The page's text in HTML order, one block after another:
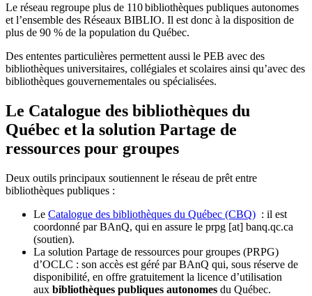
Le réseau regroupe plus de 110bibliothèques publiques autonomes
et l’ensemble des Réseaux BIBLIO. Il est donc à la disposition de
plus de 90 % de la population du Québec.
Des ententes particulières permettent aussi le PEB avec des
bibliothèques universitaires, collégiales et scolaires ainsi qu’avec des
bibliothèques gouvernementales ou spécialisées.
Le Catalogue des bibliothèques du
Québec et la solution Partage de
ressources pour groupes
Deux outils principaux soutiennent le réseau de prêt entre
bibliothèques publiques :
Le Catalogue des bibliothèques du Québec (CBQ) : il est
coordonné par BAnQ, qui en assure le prpg [at] banq.qc.ca
(soutien).
La solution Partage de ressources pour groupes (PRPG)
d’OCLC : son accès est géré par BAnQ qui, sous réserve de
disponibilité, en offre gratuitement la licence d’utilisation
aux bibliothèques publiques autonomes du Québec.